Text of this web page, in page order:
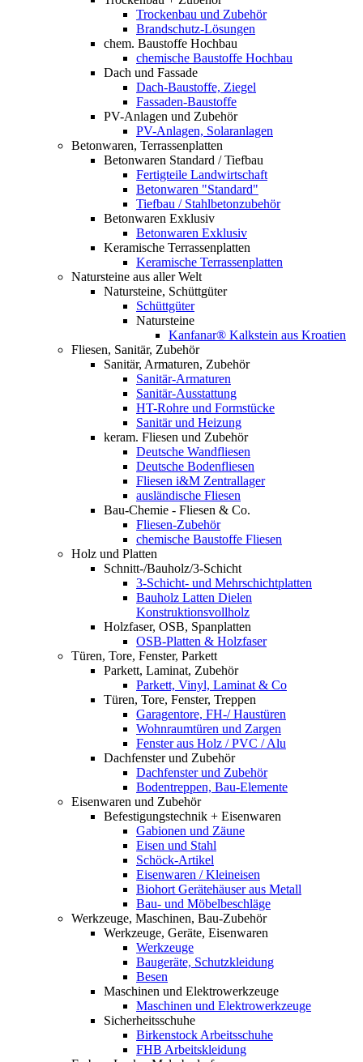
Trockenbau und Zubehör
Brandschutz-Lösungen
chem. Baustoffe Hochbau
chemische Baustoffe Hochbau
Dach und Fassade
Dach-Baustoffe, Ziegel
Fassaden-Baustoffe
PV-Anlagen und Zubehör
PV-Anlagen, Solaranlagen
Betonwaren, Terrassenplatten
Betonwaren Standard / Tiefbau
Fertigteile Landwirtschaft
Betonwaren "Standard"
Tiefbau / Stahlbetonzubehör
Betonwaren Exklusiv
Betonwaren Exklusiv
Keramische Terrassenplatten
Keramische Terrassenplatten
Natursteine aus aller Welt
Natursteine, Schüttgüter
Schüttgüter
Natursteine
Kanfanar® Kalkstein aus Kroatien
Fliesen, Sanitär, Zubehör
Sanitär, Armaturen, Zubehör
Sanitär-Armaturen
Sanitär-Ausstattung
HT-Rohre und Formstücke
Sanitär und Heizung
keram. Fliesen und Zubehör
Deutsche Wandfliesen
Deutsche Bodenfliesen
Fliesen i&M Zentrallager
ausländische Fliesen
Bau-Chemie - Fliesen & Co.
Fliesen-Zubehör
chemische Baustoffe Fliesen
Holz und Platten
Schnitt-/Bauholz/3-Schicht
3-Schicht- und Mehrschichtplatten
Bauholz Latten Dielen
Konstruktionsvollholz
Holzfaser, OSB, Spanplatten
OSB-Platten & Holzfaser
Türen, Tore, Fenster, Parkett
Parkett, Laminat, Zubehör
Parkett, Vinyl, Laminat & Co
Türen, Tore, Fenster, Treppen
Garagentore, FH-/ Haustüren
Wohnraumtüren und Zargen
Fenster aus Holz / PVC / Alu
Dachfenster und Zubehör
Dachfenster und Zubehör
Bodentreppen, Bau-Elemente
Eisenwaren und Zubehör
Befestigungstechnik + Eisenwaren
Gabionen und Zäune
Eisen und Stahl
Schöck-Artikel
Eisenwaren / Kleineisen
Biohort Gerätehäuser aus Metall
Bau- und Möbelbeschläge
Werkzeuge, Maschinen, Bau-Zubehör
Werkzeuge, Geräte, Eisenwaren
Werkzeuge
Baugeräte, Schutzkleidung
Besen
Maschinen und Elektrowerkzeuge
Maschinen und Elektrowerkzeuge
Sicherheitsschuhe
Birkenstock Arbeitsschuhe
FHB Arbeitskleidung